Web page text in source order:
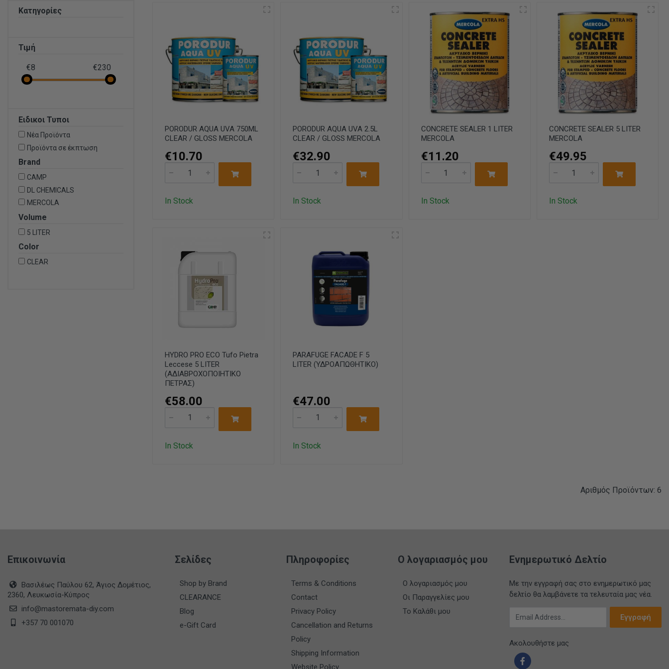
Κατηγορίες
Τιμή
€8 €230
Ειδικοι Τυποι
Νέα Προϊόντα
Προϊόντα σε έκπτωση
Brand
CAMP
DL CHEMICALS
MERCOLA
Volume
5 LITER
Color
CLEAR
PORODUR AQUA UVA 750ML
CLEAR / GLOSS MERCOLA
€10.70
In Stock
PORODUR AQUA UVA 2.5L
CLEAR / GLOSS MERCOLA
€32.90
In Stock
CONCRETE SEALER 1 LITER
MERCOLA
€11.20
In Stock
CONCRETE SEALER 5 LITER
MERCOLA
€49.95
In Stock
HYDRO PRO ECO Tufo Pietra
Leccese 5 LΙΤΕR
(ΑΔΙΑΒΡΟΧΟΠΟΙΗΤΙΚΟ
ΠΕΤΡΑΣ)
€58.00
In Stock
PARAFUGE FACADE F 5
LITER (ΥΔΡΟΑΠΩΘΗΤΙΚΟ)
€47.00
In Stock
Αριθμός Προϊόντων: 6
Επικοινωνία
Βασιλέως Παύλου 62, Άγιος Δομέτιος,
2360, Λευκωσία-Κύπρος
info@mastoremata-diy.com
+357 70 001070
Σελίδες
Shop by Brand
CLEARANCE
Blog
e-Gift Card
Πληροφορίες
Terms & Conditions
Contact
Privacy Policy
Cancellation and Returns
Policy
Shipping Information
Website Policy
Ο λογαριασμός μου
Ο λογαριασμός μου
Οι Παραγγελίες μου
Το Καλάθι μου
Ενημερωτικό Δελτίο
Με την εγγραφή σας στο ενημερωτικό μας
δελτίο θα λαμβάνετε τα τελευταία μας νέα.
Εγγραφή
Ακολουθήστε μας